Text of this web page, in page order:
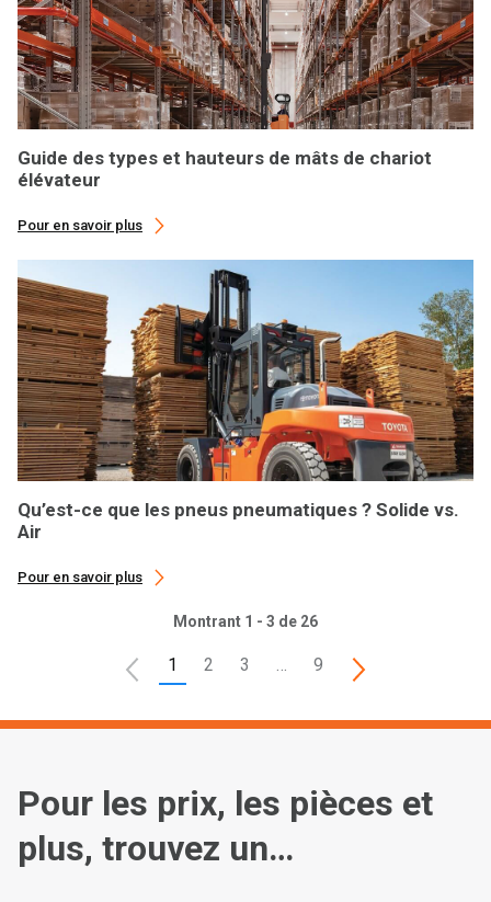
Guide des types et hauteurs de mâts de chariot
élévateur
Pour en savoir plus
Qu’est-ce que les pneus pneumatiques ? Solide vs.
Air
Pour en savoir plus
Montrant 1 - 3 de 26
1 2 3 9
Pour les prix, les pièces et
plus, trouvez un